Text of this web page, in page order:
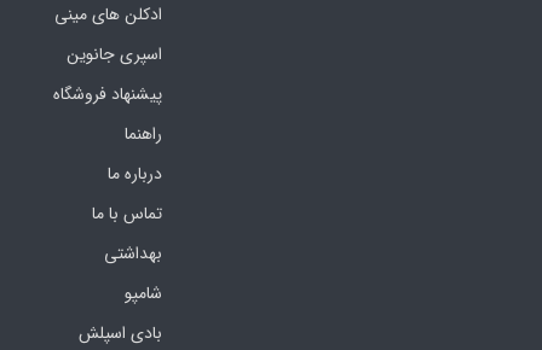
ادکلن های مینی
اسپری جانوین
پیشنهاد فروشگاه
راهنما
درباره ما
تماس با ما
بهداشتی
شامپو
بادی اسپلش